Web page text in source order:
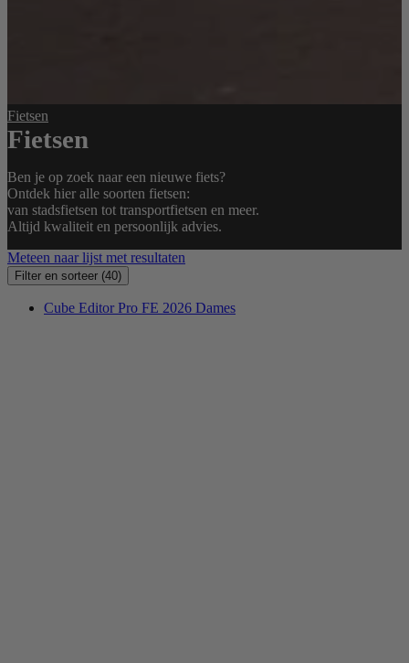
Fietsen
Fietsen
Ben je op zoek naar een nieuwe fiets?
Ontdek hier alle soorten fietsen:
van stadsfietsen tot transportfietsen en meer.
Altijd kwaliteit en persoonlijk advies.
Meteen naar lijst met resultaten
Filter en sorteer (40)
Cube Editor Pro FE 2026 Dames